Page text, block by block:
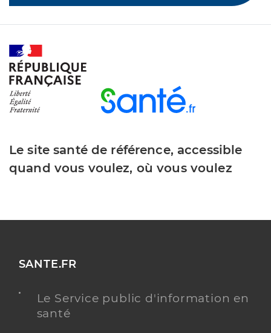
Le site santé de référence, accessible
quand vous voulez, où vous voulez
SANTE.FR
Le Service public d'information en
santé